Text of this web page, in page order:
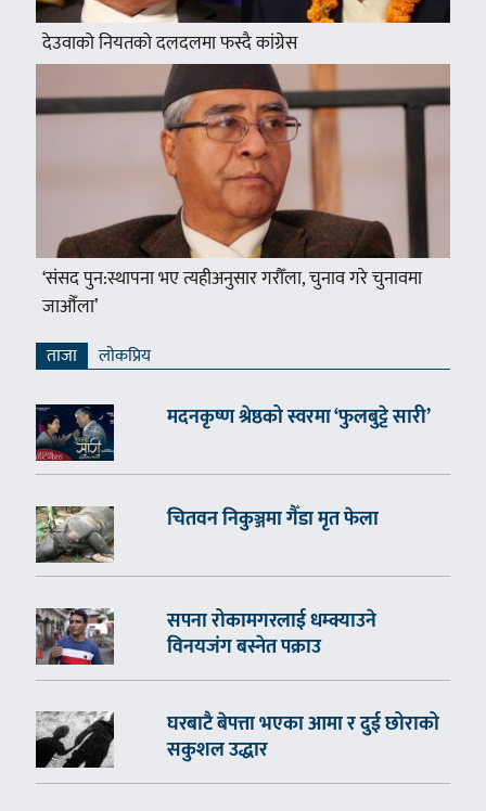
देउवाको नियतको दलदलमा फस्दै कांग्रेस
‘संसद पुन:स्थापना भए त्यहीअनुसार गरौँला, चुनाव गरे चुनावमा
जाऔँला’
ताजा लाेकप्रिय
मदनकृष्ण श्रेष्ठको स्वरमा ‘फुलबुट्टे सारी’
चितवन निकुञ्जमा गैँडा मृत फेला
सपना रोकामगरलाई धम्क्याउने
विनयजंग बस्नेत पक्राउ
घरबाटै बेपत्ता भएका आमा र दुई छोराको
सकुशल उद्धार